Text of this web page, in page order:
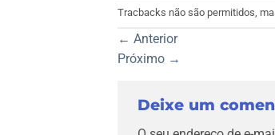
Tracbacks não são permitidos,
← Anterior
Próximo →
Deixe um